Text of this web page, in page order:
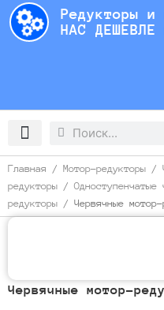
Перейти
содержимому
Редукторы и
НАС
Search
Search
Главная / Мотор-редукторы /
редукторы /
редукторы / Червячные мотор-
Червячные мотор-